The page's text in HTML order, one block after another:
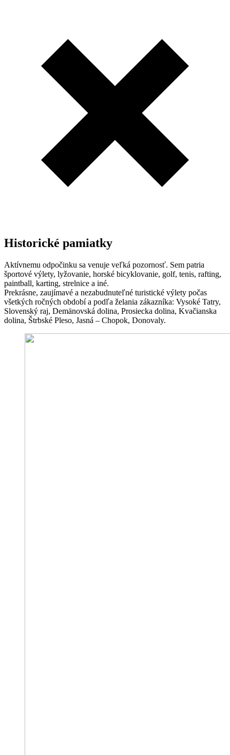
Historické pamiatky
Aktívnemu odpočinku sa venuje veľká pozornosť. Sem patria
športové výlety, lyžovanie, horské bicyklovanie, golf, tenis, rafting,
paintball, karting, strelnice a iné.
Prekrásne, zaujímavé a nezabudnuteľné turistické výlety počas
všetkých ročných období a podľa želania zákazníka: Vysoké Tatry,
Slovenský raj, Demänovská dolina, Prosiecka dolina, Kvačianska
dolina, Štrbské Pleso, Jasná – Chopok, Donovaly.